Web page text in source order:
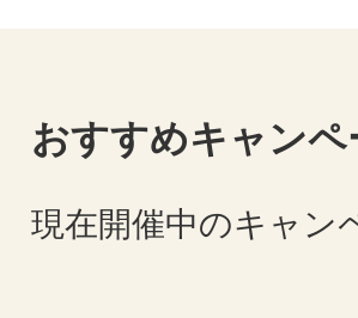
おすすめキャンペ
現在開催中のキャン